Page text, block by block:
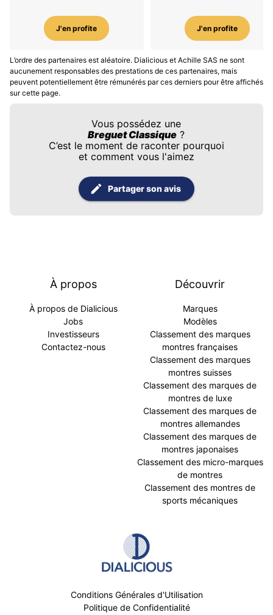
J'en profite J'en profite
L’ordre des partenaires est aléatoire. Dialicious et Achille SAS ne sont
aucunement responsables des prestations de ces partenaires, mais
peuvent potentiellement être rémunérés par ces derniers pour être affichés
sur cette page.
Vous possédez une
Breguet Classique ?
C’est le moment de raconter pourquoi
et comment vous l'aimez
Partager son avis
À propos
À propos de Dialicious
Jobs
Investisseurs
Contactez-nous
Découvrir
Marques
Modèles
Classement des marques
montres françaises
Classement des marques
montres suisses
Classement des marques de
montres de luxe
Classement des marques de
montres allemandes
Classement des marques de
montres japonaises
Classement des micro-marques
de montres
Classement des montres de
sports mécaniques
Conditions Générales d'Utilisation
Politique de Confidentialité